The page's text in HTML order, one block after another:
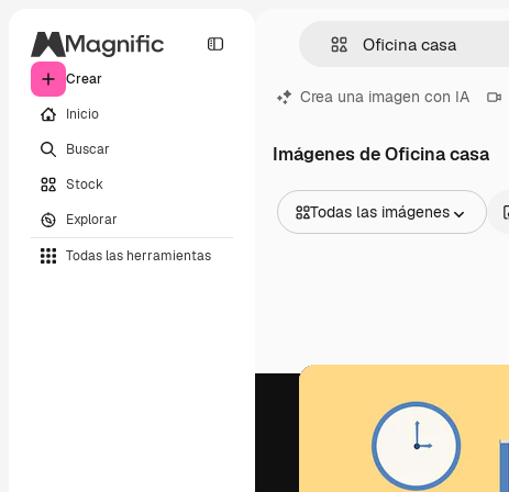
Crear
Inicio
Buscar
Stock
Explorar
Todas las herramientas
Crea una imagen con IA
Imágenes de Oficina casa
Todas las imágenes
Vídeos
Motion graphics
Plantillas de vídeos